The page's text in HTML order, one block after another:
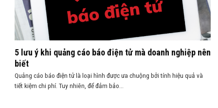
5 lưu ý khi quảng cáo báo điện tử mà doanh nghiệp nên
biết
Quảng cáo báo điện tử là loại hình được ưa chuộng bởi tính hiệu quả và
tiết kiệm chi phí. Tuy nhiên, để đảm bảo...